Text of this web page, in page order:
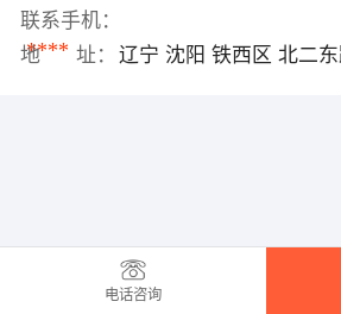
联系手机：
****
地 址： 辽宁 沈阳 铁西区 北二
电话咨询